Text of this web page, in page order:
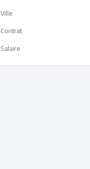
Ville
Contrat
Salaire